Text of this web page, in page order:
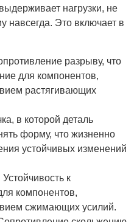
нагрузки, не
навсегда. Это включает в
разрыву, что
для компонентов,
растягивающих
в которой деталь
форму, что жизненно
устойчивых изменений
Устойчивость к
компонентов,
сжимающих усилий.